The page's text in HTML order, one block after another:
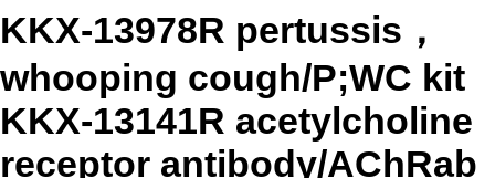
KKX-13978R pertussis，
whooping cough/P;WC kit
KKX-13141R acetylcholine
receptor antibody/AChRab